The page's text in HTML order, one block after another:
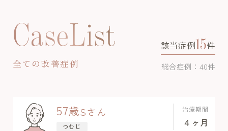
CaseList
全ての改善症例
該当症例15件
総合症例：40件
57歳Sさん
つむじ
治療期間
４ヶ月